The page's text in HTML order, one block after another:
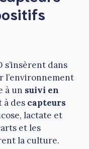
s’insèrent dans
l’environnement
à un suivi en
à des capteurs
lactate et
et les
la culture.